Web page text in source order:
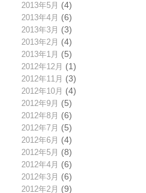
2013年5月 (4)
2013年4月 (6)
2013年3月 (3)
2013年2月 (4)
2013年1月 (5)
2012年12月 (1)
2012年11月 (3)
2012年10月 (4)
2012年9月 (5)
2012年8月 (6)
2012年7月 (5)
2012年6月 (4)
2012年5月 (8)
2012年4月 (6)
2012年3月 (6)
2012年2月 (9)